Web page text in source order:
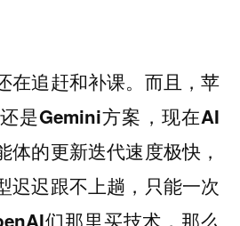
在追赶和补课。而且，苹
是Gemini方案，现在AI
体的更新迭代速度极快，
迟迟跟不上趟，只能一次
们那里买技术，那么